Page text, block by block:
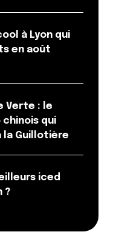
mon site dans le
à Lyon qui
en août
Verte : le
qui
la Guillotière
iced
?